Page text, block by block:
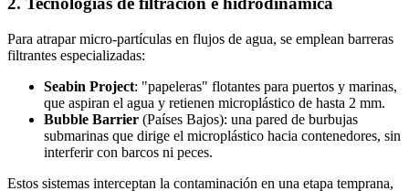
Para atrapar micro-partículas en flujos de agua, se emplean barreras
filtrantes especializadas:
Seabin Project: "papeleras" flotantes para puertos y marinas,
que aspiran el agua y retienen microplástico de hasta 2 mm.
Bubble Barrier (Países Bajos): una pared de burbujas
submarinas que dirige el microplástico hacia contenedores, sin
interferir con barcos ni peces.
Estos sistemas interceptan la contaminación en una etapa temprana,